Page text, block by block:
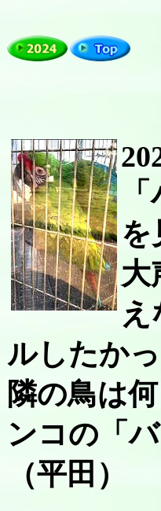
を
大
ルしたか
隣の鳥は
ンコの「
（平田）